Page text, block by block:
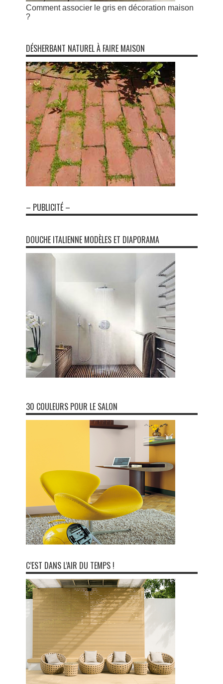
Comment associer le gris en décoration maison
?
DÉSHERBANT NATUREL À FAIRE MAISON
– PUBLICITÉ –
DOUCHE ITALIENNE MODÈLES ET DIAPORAMA
30 COULEURS POUR LE SALON
C’EST DANS L’AIR DU TEMPS !